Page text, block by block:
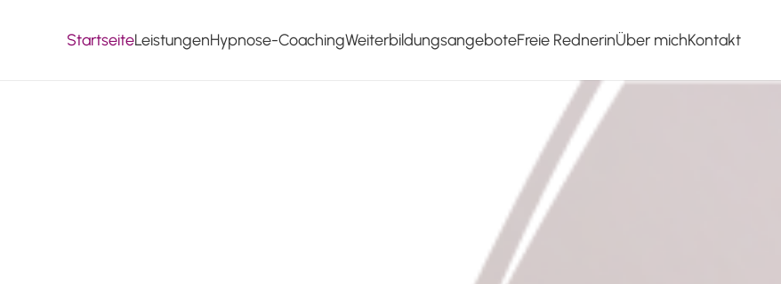
StartseiteLeistungenHypnose-CoachingWeiterbildungsangeboteFreie RednerinÜber michKontakt